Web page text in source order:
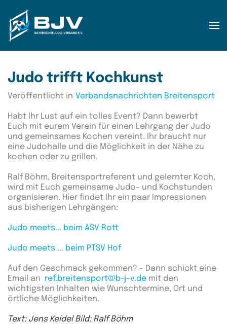
Zum Hauptinhalt springen
Judo trifft Kochkunst
Veröffentlicht in Verbandsnachrichten Breitensport
Habt Ihr Lust auf ein tolles Event? Dann bewerbt
Euch mit eurem Verein für einen Lehrgang der Judo
und gemeinsames Kochen vereint. Ihr braucht nur
eine Judohalle und die Möglichkeit in der Nähe zu
kochen oder zu grillen.
Ralf Böhm, Breitensportreferent und gelernter Koch,
wird mit Euch gemeinsame Judo- und Kochstunden
organisieren. Hier findet Ihr ein paar Impressionen
aus bisherigen Lehrgängen:
Judo meets... beim ASV Rott
Judo meets ... beim PTSV Hof
Auf den Geschmack gekommen? - Dann schickt eine
Email an ref.breitensport@b-j-v.de mit den
wichtigsten Inhalten wie Wunschtermine, Ort und
örtliche Möglichkeiten.
Text: Jens Keidel Bild: Ralf Böhm